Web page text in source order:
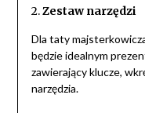
2.Zestaw narzędzi
Dla taty
będzie idealnym
zawierający klucze,
narzędzia.